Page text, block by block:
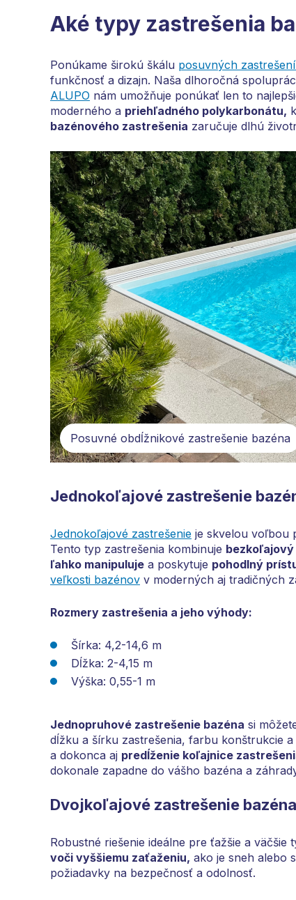
Aké typy zastrešenia
Ponúkame širokú škálu posuvných
funkčnosť a dizajn. Naša dlhoročná
ALUPO nám umožňuje ponúkať len to
moderného a priehľadného polykarbonátu,
bazénového zastrešenia zaručuje dlhú
Posuvné obdĺžnikové zastrešenie bazéna
Jednokoľajové zastrešenie
Jednokoľajové zastrešenie je skvelou voľbou
Tento typ zastrešenia kombinuje bezkoľajový
ľahko manipuluje a poskytuje pohodlný
veľkosti bazénov v moderných aj tradičných
Rozmery zastrešenia a jeho výhody:
Šírka: 4,2-14,6 m
Dĺžka: 2-4,15 m
Výška: 0,55-1 m
Jednopruhové zastrešenie bazéna si
dĺžku a šírku zastrešenia, farbu konštrukcie
a dokonca aj predĺženie koľajnice
dokonale zapadne do vášho bazéna a
Dvojkoľajové zastrešenie bazéna
Robustné riešenie ideálne pre ťažšie a väčšie
voči vyššiemu zaťaženiu, ako je sneh alebo
požiadavky na bezpečnosť a odolnosť.